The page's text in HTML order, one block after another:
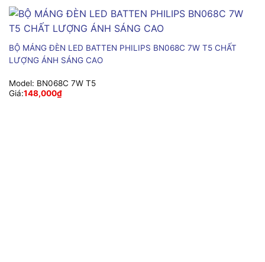
BỘ MÁNG ĐÈN LED BATTEN PHILIPS BN068C 7W T5 CHẤT
LƯỢNG ÁNH SÁNG CAO
Model: BN068C 7W T5
Giá:148,000₫